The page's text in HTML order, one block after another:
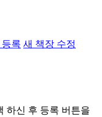
록 새 책장 수정
하신 후 등록 버튼을